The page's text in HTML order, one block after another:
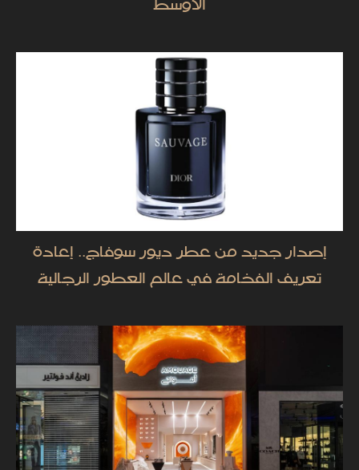
إصدار جديد من عطر ديور سوفاج.. إعادة
تعريف الفخامة في عالم العطور الرجالية